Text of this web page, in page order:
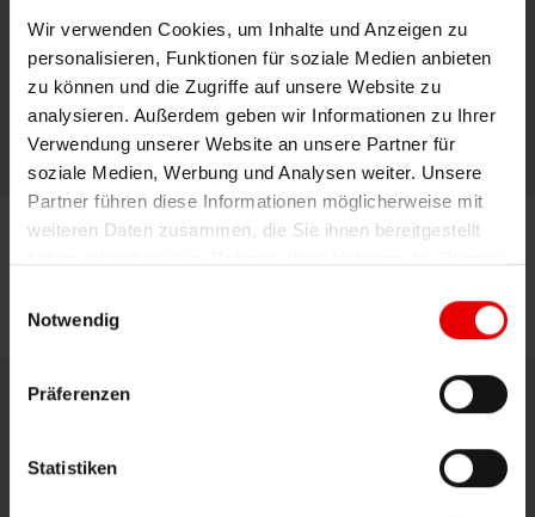
Wir verwenden Cookies, um Inhalte und Anzeigen zu
personalisieren, Funktionen für soziale Medien anbieten
zu können und die Zugriffe auf unsere Website zu
analysieren. Außerdem geben wir Informationen zu Ihrer
Verwendung unserer Website an unsere Partner für
soziale Medien, Werbung und Analysen weiter. Unsere
Partner führen diese Informationen möglicherweise mit
weiteren Daten zusammen, die Sie ihnen bereitgestellt
Notwendig
Präferenzen
Statistiken
gilt Thomas Leier, dem Wildparkleiter, für die
vertrauensvolle Zusammenarbeit und sein
Engagement.
Pressekontakt
Weitere Pressemeldungen